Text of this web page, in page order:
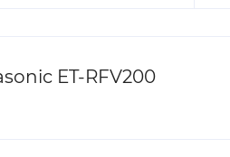
ET-RFV200